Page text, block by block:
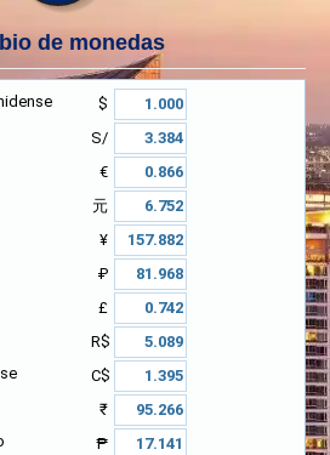
de monedas
$
S/
€
元
¥
₽
£
R$
C$
₹
₱